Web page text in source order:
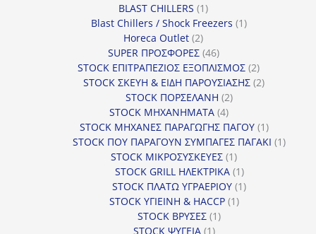
BLAST CHILLERS 11
προϊόν
Blast Chillers / Shock Freezers 11
Horeca Outlet 22
προϊόντα
SUPER ΠΡΟΣΦΟΡΕΣ 4646
προϊόντα
STOCK ΕΠΙΤΡΑΠΕΖΙΟΣ ΕΞΟΠΛΙΣΜΟΣ 22
προϊόντα
STOCK ΣΚΕΥΗ & ΕΙΔΗ ΠΑΡΟΥΣΙΑΣΗΣ 22
STOCK ΠΟΡΣΕΛΑΝΗ 22
STOCK ΜΗΧΑΝΗΜΑΤΑ 44
προϊόντα
STOCK ΜΗΧΑΝΕΣ ΠΑΡΑΓΩΓΗΣ ΠΑΓΟΥ 11
προϊόν
STOCK ΠΟΥ ΠΑΡΑΓΟΥΝ ΣΥΜΠΑΓΕΣ ΠΑΓΑΚΙ 11
STOCK ΜΙΚΡΟΣΥΣΚΕΥΕΣ 11
προϊόν
STOCK GRILL ΗΛΕΚΤΡΙΚΑ 11
προϊόν
STOCK ΠΛΑΤΩ ΥΓΡΑΕΡΙΟΥ 11
STOCK ΥΓΙΕΙΝΗ & HACCP 11
STOCK ΒΡΥΣΕΣ 11
STOCK ΨΥΓΕΙΑ 11